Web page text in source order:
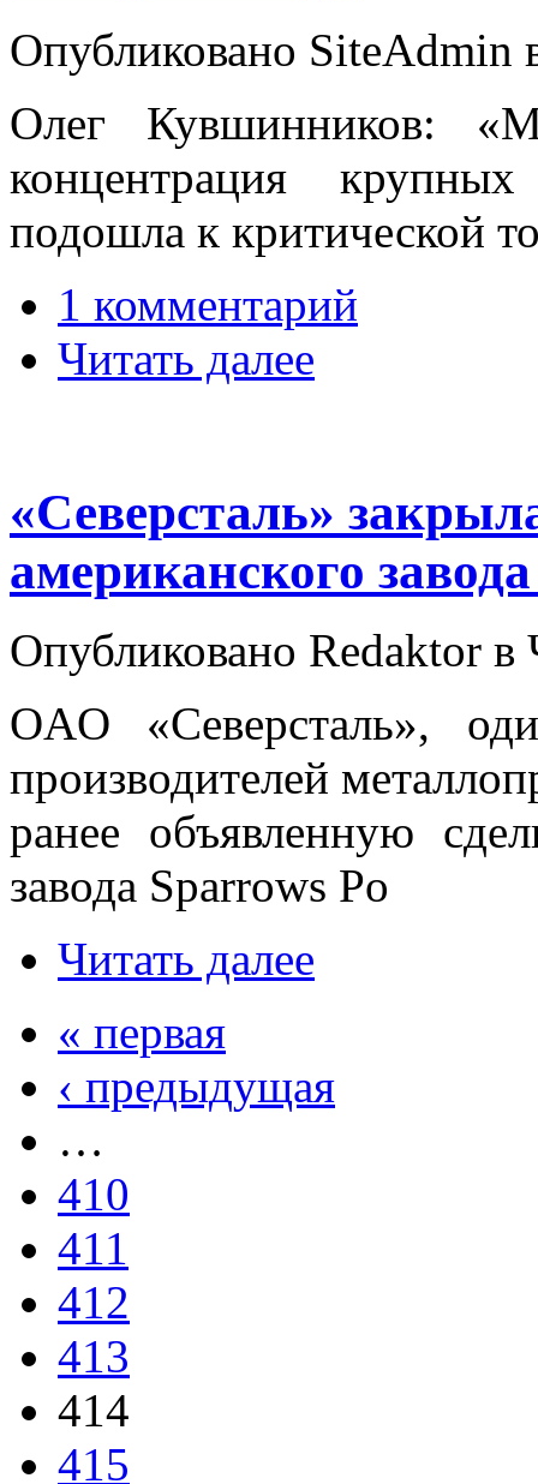
Опубликовано SiteAdmin
Олег Кувшинников:
концентрация
подошла к критической
1 комментарий
Читать далее
«Северсталь»
американского
Опубликовано Redaktor
OAO «Северсталь»,
производителей
ранее объявленную
завода Sparrows Po
Читать далее
« первая
‹ предыдущая
…
410
411
412
413
414
415